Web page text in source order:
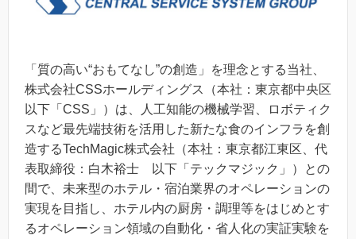
「質の高い“おもてなし”の創造」を理念とする当社、
株式会社CSSホールディングス（本社：東京都中央区
以下「CSS」）は、人工知能の機械学習、ロボティク
スなど最先端技術を活用した新たな食のインフラを創
造するTechMagic株式会社（本社：東京都江東区、代
表取締役：白木裕士 以下「テックマジック」）との
間で、未来型のホテル・宿泊業界のオペレーションの
実現を目指し、ホテル内の厨房・調理等をはじめとす
るオペレーション領域の自動化・省人化の実証実験を